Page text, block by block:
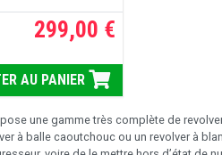
299,00 €
AU PANIER
une gamme très complète de
à balle caoutchouc ou un revolver à